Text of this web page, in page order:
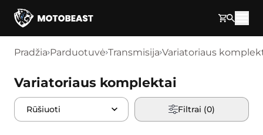
Pereikite prie turinio
Pradžia Parduotuvė Transmisija Variatoriaus
Variatoriaus komplektai
Filtrai (0)